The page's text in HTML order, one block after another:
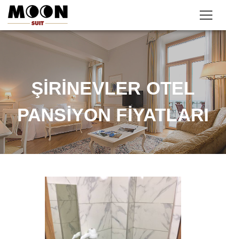
ŞIRINEVLER OTEL
PANSIYON FIYATLARI